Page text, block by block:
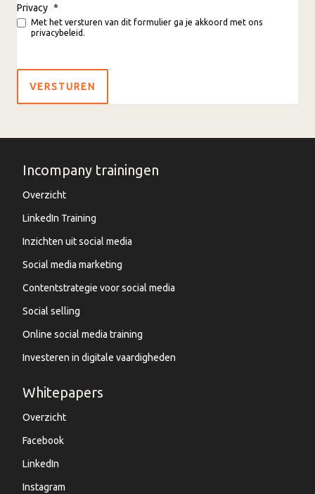
Privacy *
Met het versturen van dit formulier ga je akkoord met ons
privacybeleid.
Incompany trainingen
Overzicht
LinkedIn Training
Inzichten uit social media
Social media marketing
Contentstrategie voor social media
Social selling
Online social media training
Investeren in digitale vaardigheden
Whitepapers
Overzicht
Facebook
LinkedIn
Instagram